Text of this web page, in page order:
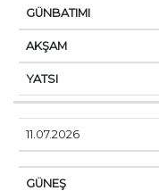
11.07.2026